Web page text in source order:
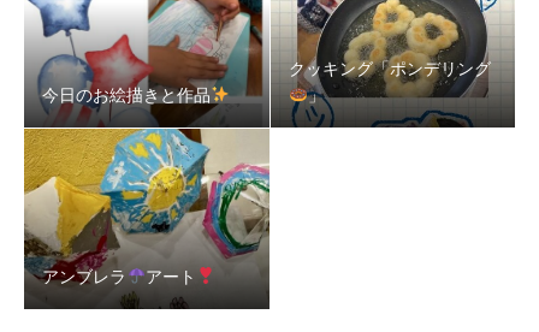
今日のお絵描きと作品
クッキング「ポンデリング
」
アンブレラ アート